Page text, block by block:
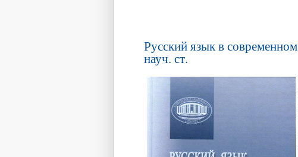
Русский язык в
науч. ст.